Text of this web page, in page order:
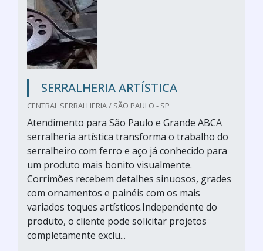
SERRALHERIA ARTÍSTICA
CENTRAL SERRALHERIA / SÃO PAULO - SP
Atendimento para São Paulo e Grande ABCA
serralheria artística transforma o trabalho do
serralheiro com ferro e aço já conhecido para
um produto mais bonito visualmente.
Corrimões recebem detalhes sinuosos, grades
com ornamentos e painéis com os mais
variados toques artísticos.Independente do
produto, o cliente pode solicitar projetos
completamente exclu...